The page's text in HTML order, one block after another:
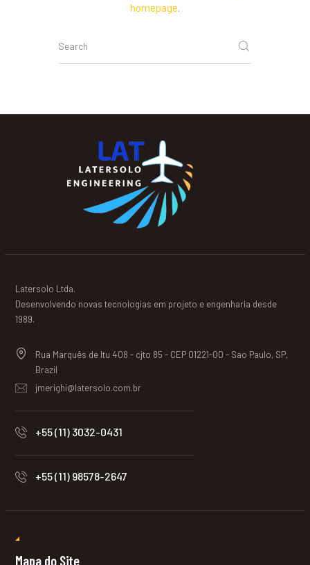
homepage.
Latersolo Ltda.
Desenvolvendo novas tecnologias em projeto e engenharia desde
1989.
Rua Marquês de Itu 408 - cjto 85 - CEP 01221-00 - Sao Paulo, SP,
Brazil
jmerighi@latersolo.com.br
+55 (11) 3032-0431
+55 (11) 98578-2647
Mapa do Site